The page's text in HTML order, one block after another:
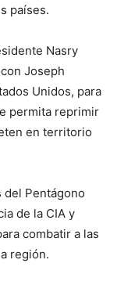
países.
Nasry
Joseph
Unidos, para
permita reprimir
en territorio
del Pentágono
de la CIA y
combatir a las
región.